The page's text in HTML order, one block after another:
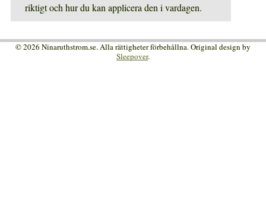
riktigt och hur du kan applicera den i vardagen.
© 2026 Ninaruthstrom.se. Alla rättigheter förbehållna. Original design by
Sleepover.